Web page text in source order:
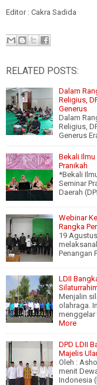
Editor : Cakra Sadida
RELATED POSTS:
Dalam
Religius,
Generus
Dalam
Religius,
Generus
Bekali Ilmu
Pranikah
*Bekali
Seminar
Daerah
Webinar
Rangka
19
Penangan
LDII
Menjalin
olahraga.
menggelar
More
DPD LDII
Majelis
Oleh :
menit
Indonesia